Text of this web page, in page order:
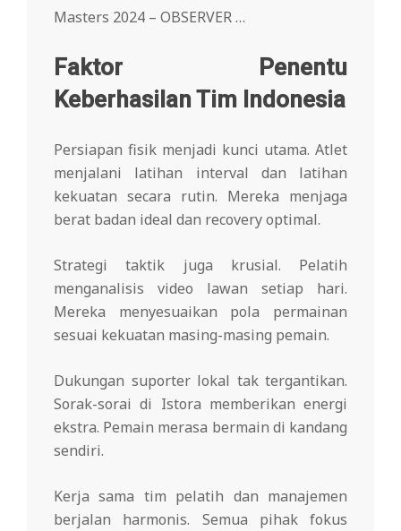
Masters 2024 – OBSERVER …
Faktor Penentu
Keberhasilan Tim Indonesia
Persiapan fisik menjadi kunci utama. Atlet
menjalani latihan interval dan latihan
kekuatan secara rutin. Mereka menjaga
berat badan ideal dan recovery optimal.
Strategi taktik juga krusial. Pelatih
menganalisis video lawan setiap hari.
Mereka menyesuaikan pola permainan
sesuai kekuatan masing-masing pemain.
Dukungan suporter lokal tak tergantikan.
Sorak-sorai di Istora memberikan energi
ekstra. Pemain merasa bermain di kandang
sendiri.
Kerja sama tim pelatih dan manajemen
berjalan harmonis. Semua pihak fokus